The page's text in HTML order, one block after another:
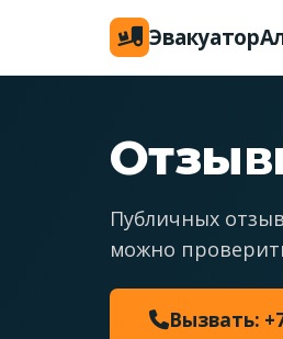
Эвакуатор
Публичных
можно
Вызвать: